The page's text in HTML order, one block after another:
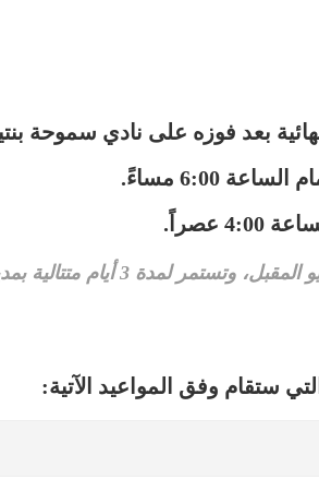
بعد فوزه على نادي سموحة
الساعة6:00 مساءً
.
4:00 عصراً .
المقبل، وتستمر لمدة 3 أيام متتالية بمدينة سموحة.
ستقام وفق المواعيد الآتية: